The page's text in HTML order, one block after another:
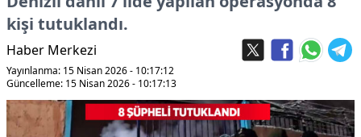
kişi tutuklandı.
Haber Merkezi
Yayınlanma: 15 Nisan 2026 - 10:17:12
Güncelleme: 15 Nisan 2026 - 10:17:13